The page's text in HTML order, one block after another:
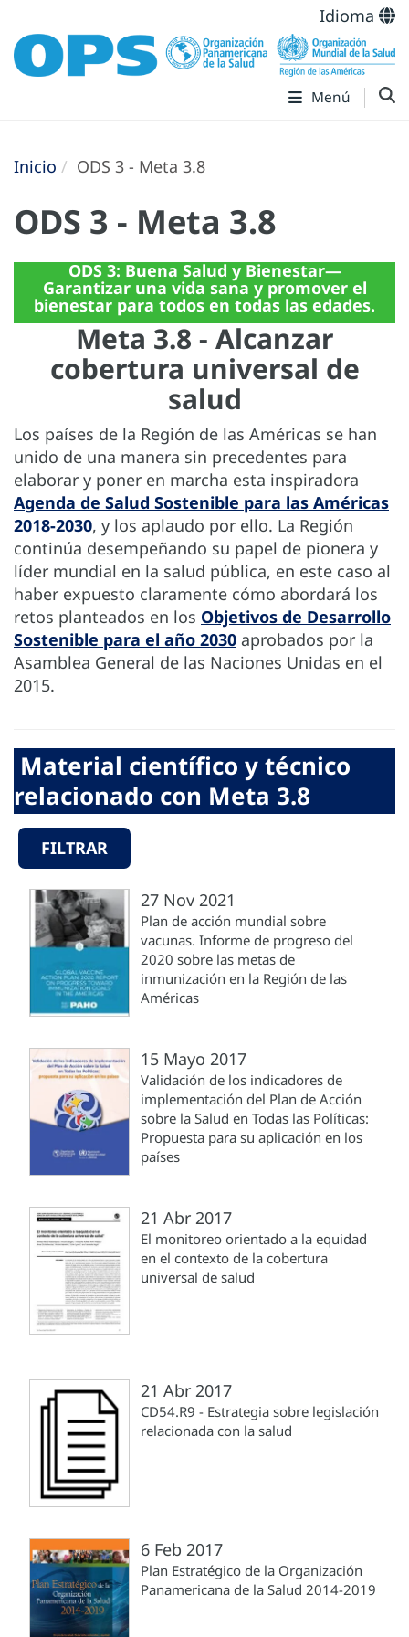
Idioma
Menú
Inicio ODS 3 - Meta 3.8
ODS 3 - Meta 3.8
ODS 3: Buena Salud y Bienestar—
Garantizar una vida sana y promover el
bienestar para todos en todas las edades.
Meta 3.8 - Alcanzar
cobertura universal de
salud
Los países de la Región de las Américas se han
unido de una manera sin precedentes para
elaborar y poner en marcha esta inspiradora
Agenda de Salud Sostenible para las Américas
2018-2030, y los aplaudo por ello. La Región
continúa desempeñando su papel de pionera y
líder mundial en la salud pública, en este caso al
haber expuesto claramente cómo abordará los
retos planteados en los Objetivos de Desarrollo
Sostenible para el año 2030 aprobados por la
Asamblea General de las Naciones Unidas en el
2015.
Material científico y técnico
relacionado con Meta 3.8
FILTRAR
27 Nov 2021
Plan de acción mundial sobre
vacunas. Informe de progreso del
2020 sobre las metas de
inmunización en la Región de las
Américas
15 Mayo 2017
Validación de los indicadores de
implementación del Plan de Acción
sobre la Salud en Todas las Políticas:
Propuesta para su aplicación en los
países
21 Abr 2017
El monitoreo orientado a la equidad
en el contexto de la cobertura
universal de salud
21 Abr 2017
CD54.R9 - Estrategia sobre legislación
relacionada con la salud
6 Feb 2017
Plan Estratégico de la Organización
Panamericana de la Salud 2014-2019